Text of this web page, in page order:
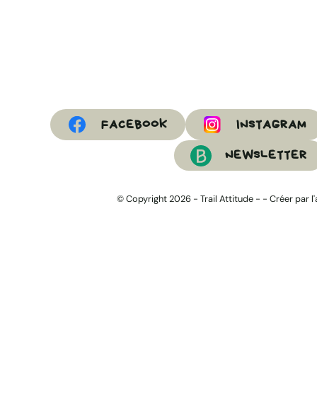
FACEBOOK INSTAGRAM
NEWSLETTER
© Copyright 2026 - Trail Attitude- - Créer par